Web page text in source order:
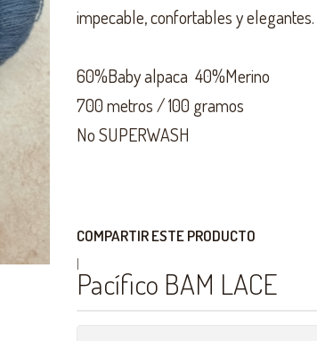
impecable, confortables y elegantes.
60%Baby alpaca 40%Merino
700 metros / 100 gramos
No SUPERWASH
COMPARTIR ESTE PRODUCTO
|
Pacífico BAM LACE